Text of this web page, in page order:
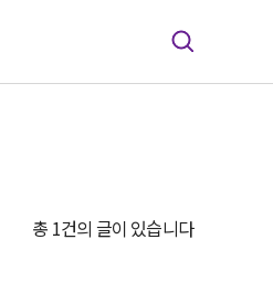
총 1건의 글이 있습니다